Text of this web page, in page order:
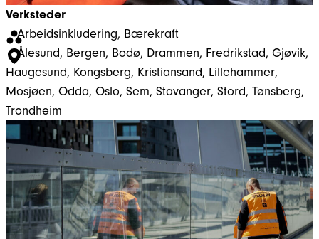
Verksteder
Arbeidsinkludering, Bærekraft
Ålesund, Bergen, Bodø, Drammen, Fredrikstad, Gjøvik,
Haugesund, Kongsberg, Kristiansand, Lillehammer,
Mosjøen, Odda, Oslo, Sem, Stavanger, Stord, Tønsberg,
Trondheim